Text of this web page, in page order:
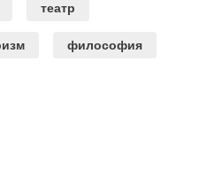
театр
философия